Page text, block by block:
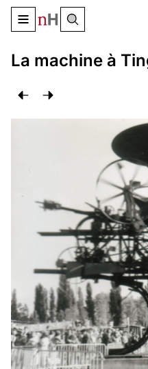
Basculer le menu de
La machine à